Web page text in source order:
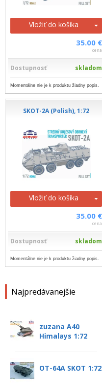
Najpredávanejšie
zuzana A40
Himalays 1:72
OT-64A SKOT 1:72
Vložiť do košíka
35.00 €
cena
Dostupnosť skladom
Momentálne nie je k produktu žiadny popis.
SKOT-2A (Polish), 1:72
Vložiť do košíka
35.00 €
cena
Dostupnosť skladom
Momentálne nie je k produktu žiadny popis.